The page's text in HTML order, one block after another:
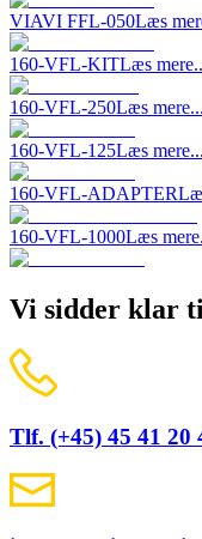
VIAVI FFL-050Læs
160-VFL-KITLæs
160-VFL-250Læs mere...
160-VFL-125Læs mere...
160-VFL-ADAPTER
160-VFL-1000Læs
Vi sidder klar
Tlf. (+45) 45 41 20